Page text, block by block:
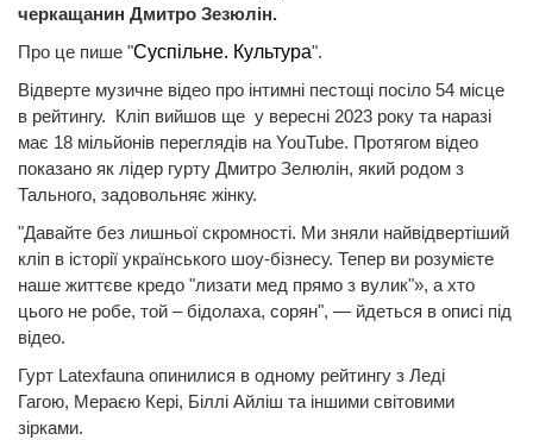
черкащанин Дмитро Зезюлін.
Про це пише "Суспільне. Культура".
Відверте музичне відео про інтимні пестощі посіло 54 місце
в рейтингу. Кліп вийшов ще у вересні 2023 року та наразі
має 18 мільйонів переглядів на YouTube. Протягом відео
показано як лідер гурту Дмитро Зелюлін, який родом з
Тального, задовольняє жінку.
"Давайте без лишньої скромності. Ми зняли найвідвертіший
кліп в історії українського шоу-бізнесу. Тепер ви розумієте
наше життєве кредо "лизати мед прямо з вулик"», а хто
цього не робе, той – бідолаха, сорян", — йдеться в описі під
відео.
Гурт Latexfauna опинилися в одному рейтингу з Леді
Гагою, Мераєю Кері, Біллі Айліш та іншими світовими
зірками.